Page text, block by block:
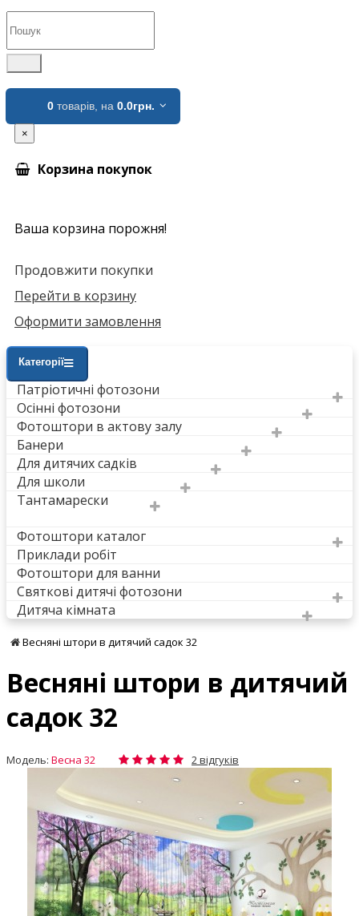
0 товарів, на 0.0грн.
×
Корзина покупок
Ваша корзина порожня!
Продовжити покупки
Перейти в корзину
Оформити замовлення
Категорії
Патріотичні фотозони
Осінні фотозони
Фотоштори в актову залу
Банери
Для дитячих садків
Для школи
Тантамарески
Фотоштори каталог
Приклади робіт
Фотоштори для ванни
Святкові дитячі фотозони
Дитяча кімната
Весняні штори в дитячий садок 32
Весняні штори в дитячий
садок 32
Модель: Весна 32 2 відгуків